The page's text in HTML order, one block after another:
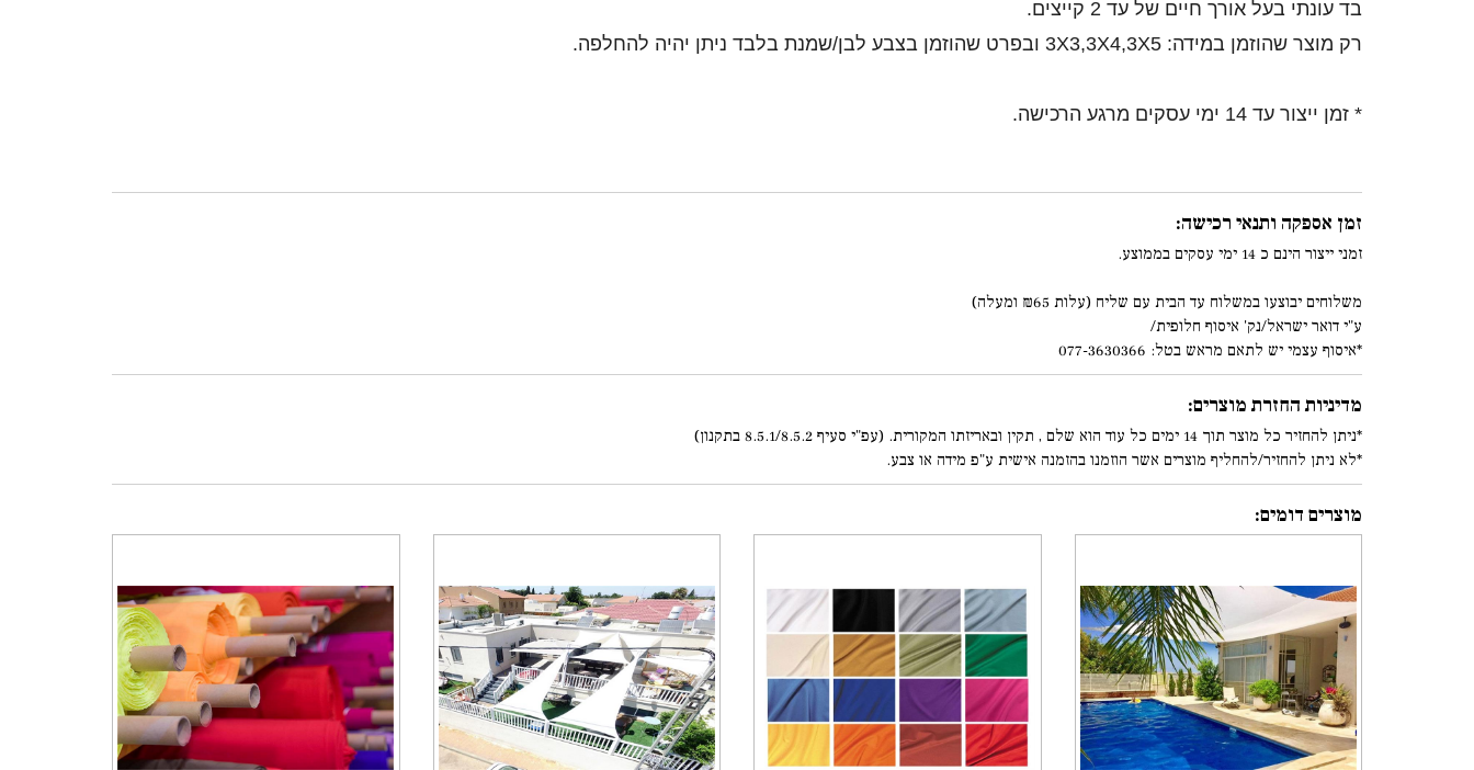
בד עונתי בעל אורך חיים של עד 2 קייצים.
רק מוצר שהוזמן במידה: 3X3,3X4,3X5 ובפרט שהוזמן בצבע לבן/שמנת בלבד ניתן יהיה להחלפה.
* זמן ייצור עד 14 ימי עסקים מרגע הרכישה.
זמן אספקה ותנאי רכישה:
זמני ייצור הינם כ 14 ימי עסקים בממוצע.
משלוחים יבוצעו במשלוח עד הבית עם שליח (עלות ₪65 ומעלה)
ע"י דואר ישראל/נק' איסוף חלופית/
*איסוף עצמי יש לתאם מראש בטל: 077-3630366
מדיניות החזרת מוצרים:
*ניתן להחזיר כל מוצר תוך 14 ימים כל עוד הוא שלם , תקין ובאריזתו המקורית. (עפ"י סעיף 8.5.1/8.5.2 בתקנון)
*לא ניתן להחזיר/להחליף מוצרים אשר הוזמנו בהזמנה אישית ע"פ מידה או צבע.
מוצרים דומים: